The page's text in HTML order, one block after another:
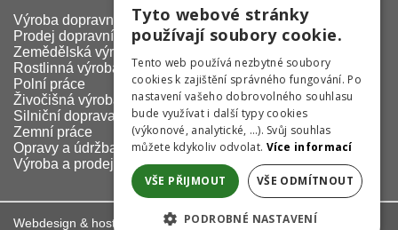
Výroba dopravních značek
Prodej dopravních značek
Zemědělská výroba
Rostlinná výroba
Polní práce
Živočišná výroba
Silniční doprava
Zemní práce
Opravy a údržba
Výroba a prodej náhradních dílů
Webdesign & hosting: ŠumavaNet.CZ
ENGLISH
Tyto webové stránky
používají soubory cookie.
Tento web používá nezbytné soubory
cookies k zajištění správného fungování. Po
nastavení vašeho dobrovolného souhlasu
bude využívat i další typy cookies
(výkonové, analytické, …). Svůj souhlas
můžete kdykoliv odvolat. Více informací
VŠE PŘIJMOUT VŠE ODMÍTNOUT
PODROBNÉ NASTAVENÍ